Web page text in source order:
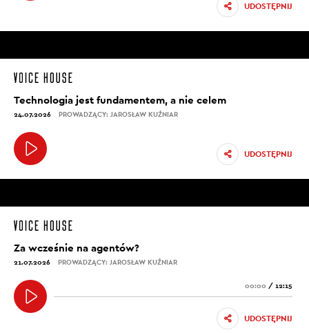
UDOSTĘPNIJ
Technologia jest fundamentem, a nie celem
24.07.2026 PROWADZĄCY: JAROSŁAW KUŹNIAR
UDOSTĘPNIJ
Za wcześnie na agentów?
21.07.2026 PROWADZĄCY: JAROSŁAW KUŹNIAR
00:00 / 12:15
UDOSTĘPNIJ